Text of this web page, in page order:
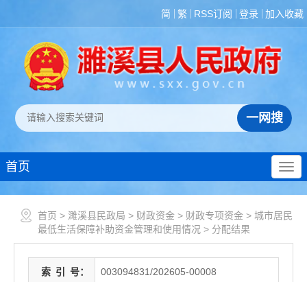
简 繁 RSS订阅 登录 加入收藏
首页
首页 > 濉溪县民政局 > 财政资金 > 财政专项资金 > 城市居民
最低生活保障补助资金管理和使用情况 > 分配结果
索 引 号： 003094831/202605-00008